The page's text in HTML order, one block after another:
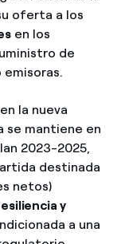
oferta a los
en los
de
la nueva
se mantiene en
2023-2025,
destinada
netos)
y
a una